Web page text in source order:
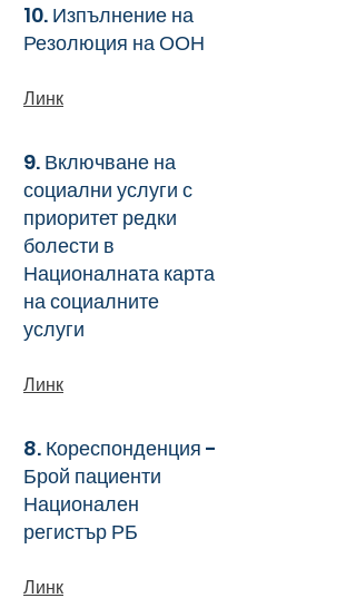
10. Изпълнение на
Резолюция на ООН
Линк
9. Включване на
социални услуги с
приоритет редки
болести в
Националната карта
на социалните
услуги
Линк
8. Кореспонденция -
Брой пациенти
Национален
регистър РБ
Линк